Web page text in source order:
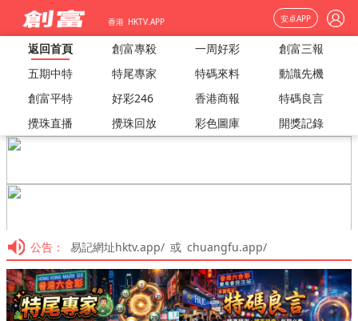
香港 HKTV.APP 安卓APP
返回首頁 創富專殺 一周好彩
創富三報
五期中特
特尾專家 特碼來料
動識先機
創富平特
好彩246 香港商報
特碼良言
攪珠直播
攪珠回放 彩色圖庫 開獎記錄
公告： 易記網址hktv.app/ 或 chuangfu.app/